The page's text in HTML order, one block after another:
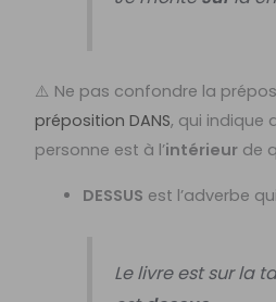
⚠️ Ne pas confondre la
préposition DANS, qui indique
personne est à l’intérieur de
DESSUS est l’adverbe
Le livre est sur la